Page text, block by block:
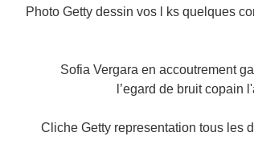
Photo Getty dessin vos l ks quelques
Sofia Vergara en accoutrement
l’egard de bruit
Cliche Getty representation tous les